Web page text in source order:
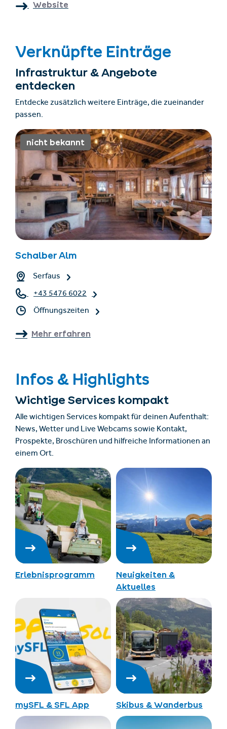
Website
Verknüpfte Einträge
Infrastruktur & Angebote
entdecken
Entdecke zusätzlich weitere Einträge, die zueinander
passen.
nicht bekannt
Schalber Alm
Serfaus
+43 5476 6022
Öffnungszeiten
Mehr erfahren
Infos & Highlights
Wichtige Services kompakt
Alle wichtigen Services kompakt für deinen Aufenthalt:
News, Wetter und Live Webcams sowie Kontakt,
Prospekte, Broschüren und hilfreiche Informationen an
einem Ort.
Erlebnisprogramm
Neuigkeiten &
Aktuelles
mySFL & SFL App Skibus & Wanderbus